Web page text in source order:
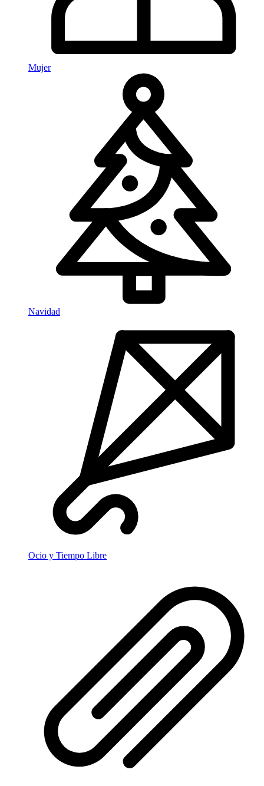
Mujer
Navidad
Ocio y Tiempo Libre